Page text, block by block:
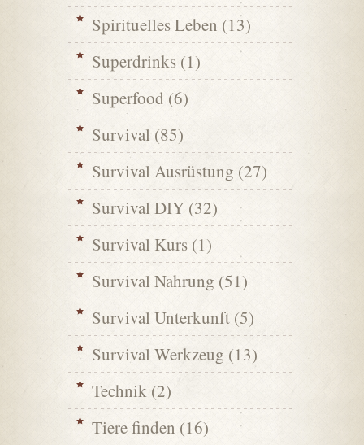
Spirituelles Leben (13)
Superdrinks (1)
Superfood (6)
Survival (85)
Survival Ausrüstung (27)
Survival DIY (32)
Survival Kurs (1)
Survival Nahrung (51)
Survival Unterkunft (5)
Survival Werkzeug (13)
Technik (2)
Tiere finden (16)